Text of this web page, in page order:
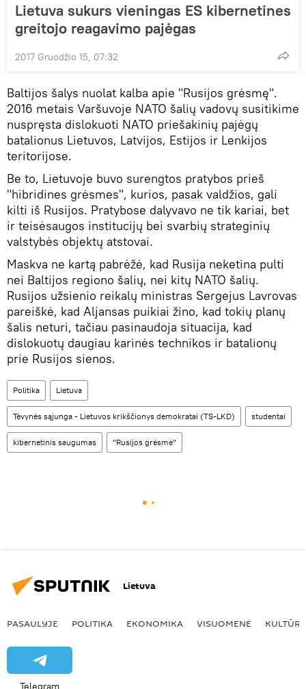
Lietuva sukurs vieningas ES kibernetines
greitojo reagavimo pajėgas
2017 Gruodžio 15, 07:32
Baltijos šalys nuolat kalba apie "Rusijos grėsmę".
2016 metais Varšuvoje NATO šalių vadovų susitikime
nuspręsta dislokuoti NATO priešakinių pajėgų
batalionus Lietuvos, Latvijos, Estijos ir Lenkijos
teritorijose.
Be to, Lietuvoje buvo surengtos pratybos prieš
"hibridines grėsmes", kurios, pasak valdžios, gali
kilti iš Rusijos. Pratybose dalyvavo ne tik kariai, bet
ir teisėsaugos institucijų bei svarbių strateginių
valstybės objektų atstovai.
Maskva ne kartą pabrėžė, kad Rusija neketina pulti
nei Baltijos regiono šalių, nei kitų NATO šalių.
Rusijos užsienio reikalų ministras Sergejus Lavrovas
pareiškė, kad Aljansas puikiai žino, kad tokių planų
šalis neturi, tačiau pasinaudoja situacija, kad
dislokuotų daugiau karinės technikos ir batalionų
prie Rusijos sienos.
Politika Lietuva
Tėvynės sąjunga - Lietuvos krikščionys demokratai (TS-LKD) studentai
kibernetinis saugumas "Rusijos grėsmė"
Lietuva
PASAULYJE POLITIKA EKONOMIKA VISUOMENĖ KULTŪRA
Telegram